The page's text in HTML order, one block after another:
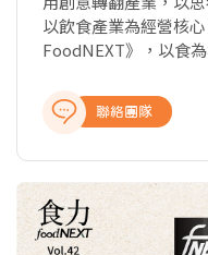
以飲食產業為經營核
FoodNEXT》，以食
態、飲食美學與文化
導與專題製作，提供
聯絡團隊